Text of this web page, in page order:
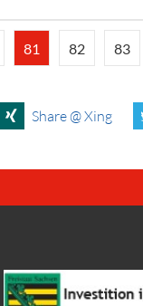
81 82 83
Share @ Xing